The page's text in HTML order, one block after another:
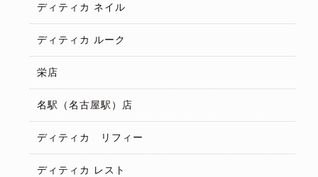
ディティカ ネイル
ディティカ ルーク
栄店
名駅（名古屋駅）店
ディティカ リフィー
ディティカ レスト